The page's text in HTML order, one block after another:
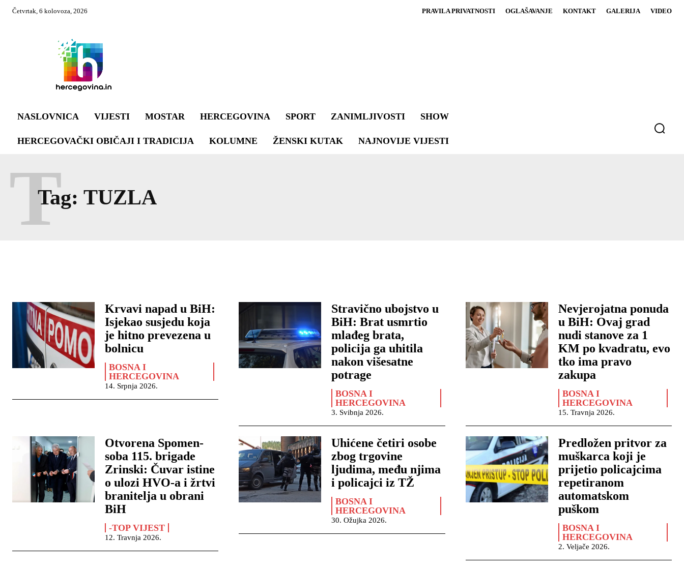
Četvrtak, 6 kolovoza, 2026 PRAVILA PRIVATNOSTI OGLAŠAVANJE KONTAKT GALERIJA VIDEO
NASLOVNICA VIJESTI MOSTAR HERCEGOVINA SPORT ZANIMLJIVOSTI SHOW
HERCEGOVAČKI OBIČAJI I TRADICIJA KOLUMNE ŽENSKI KUTAK NAJNOVIJE VIJESTI
Tag: TUZLA
T
Krvavi napad u BiH:
Isjekao susjedu koja
je hitno prevezena u
bolnicu
BOSNA I
HERCEGOVINA
14. Srpnja 2026.
Stravično ubojstvo u
BiH: Brat usmrtio
mlađeg brata,
policija ga uhitila
nakon višesatne
potrage
BOSNA I
HERCEGOVINA
3. Svibnja 2026.
Nevjerojatna ponuda
u BiH: Ovaj grad
nudi stanove za 1
KM po kvadratu, evo
tko ima pravo
zakupa
BOSNA I
HERCEGOVINA
15. Travnja 2026.
Otvorena Spomen-
soba 115. brigade
Zrinski: Čuvar istine
o ulozi HVO-a i žrtvi
branitelja u obrani
BiH
-TOP VIJEST
12. Travnja 2026.
Uhićene četiri osobe
zbog trgovine
ljudima, među njima
i policajci iz TŽ
BOSNA I
HERCEGOVINA
30. Ožujka 2026.
Predložen pritvor za
muškarca koji je
prijetio policajcima
repetiranom
automatskom
puškom
BOSNA I
HERCEGOVINA
2. Veljače 2026.